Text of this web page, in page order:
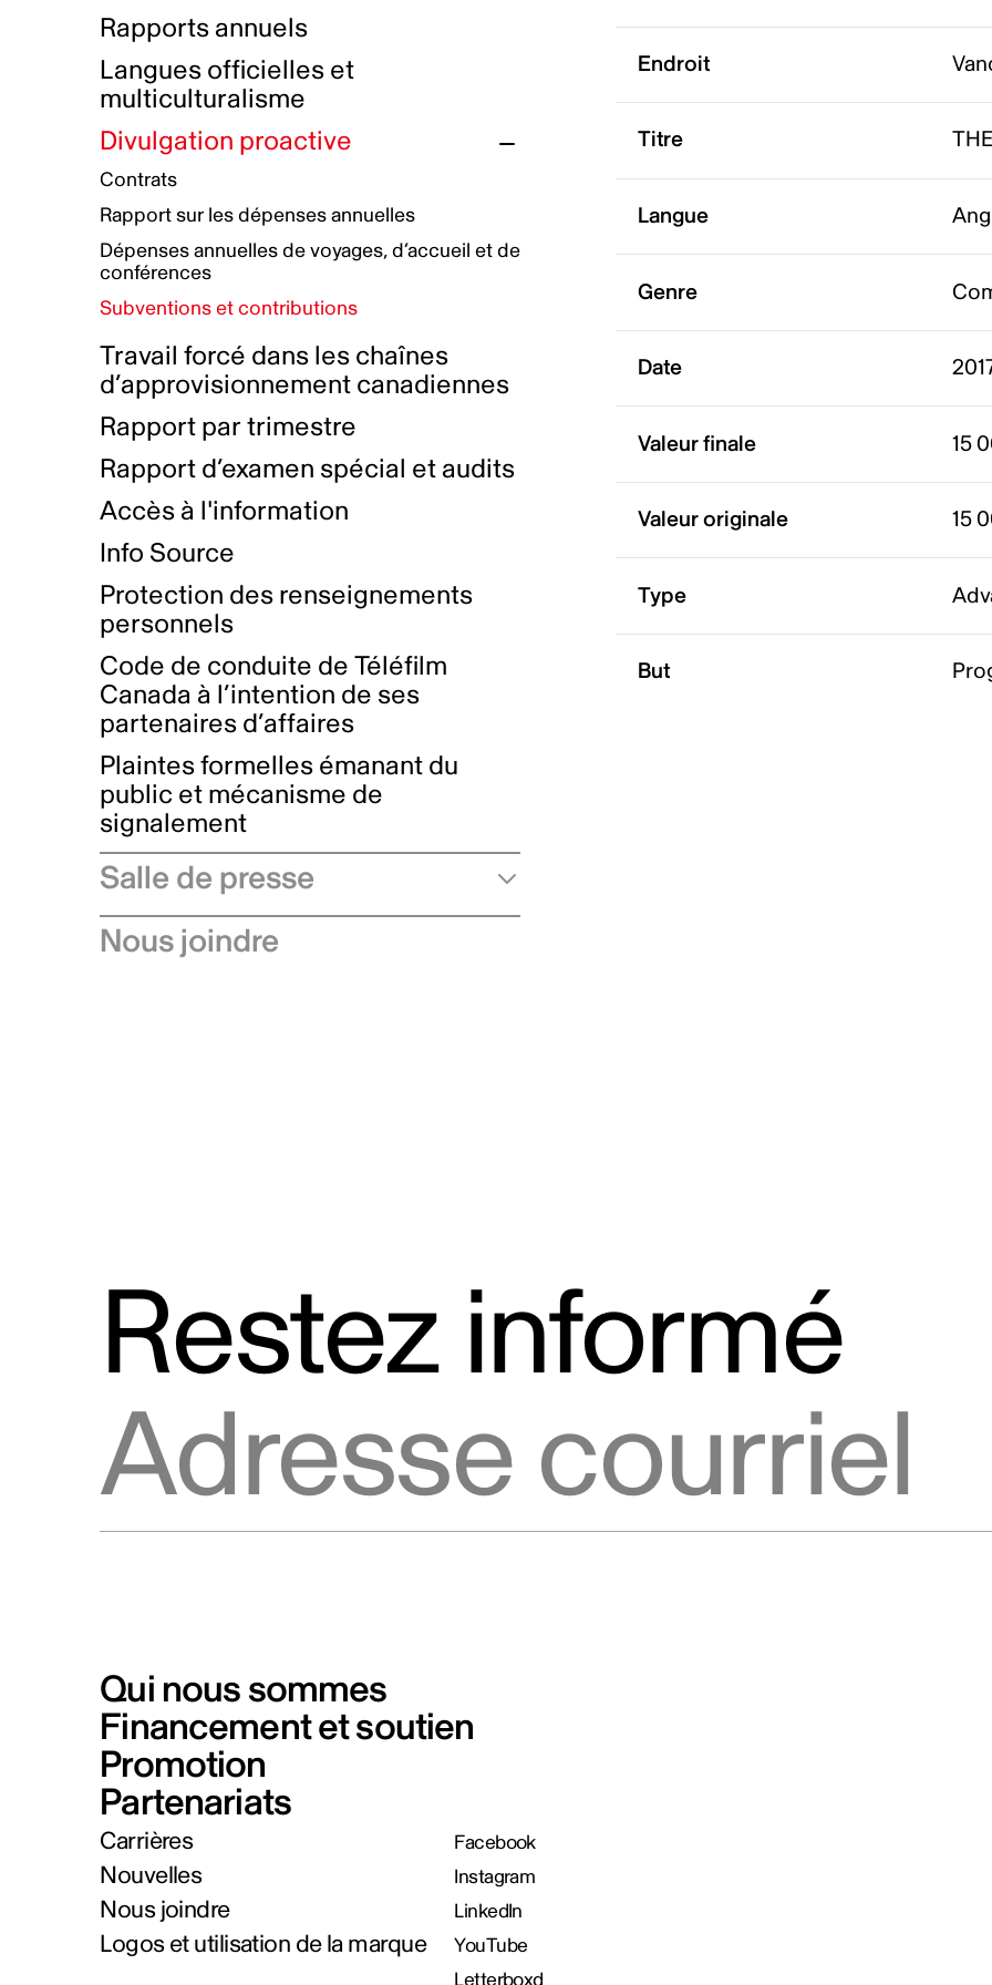
Initiatives autochtones
Plan de réconciliation autochtone
Groupe de travail autochtone
Principes directeurs sur le
harcèlement
Plan d’action pour la parité
Plan d'équité, de diversité,
d'inclusion et d'accessibilité
Boîte à outils pour le récit authentique
Collecte de données et l’auto-identification
Plan d'accessibilité
Rémunération et avantages
Prix et certifications
Nos valeurs d’entreprise
Rapports annuels
Langues officielles et
multiculturalisme
Divulgation proactive
Contrats
Rapport sur les dépenses annuelles
Dépenses annuelles de voyages, d’accueil et de
conférences
Subventions et contributions
Travail forcé dans les chaînes
d’approvisionnement canadiennes
Rapport par trimestre
Rapport d’examen spécial et audits
Accès à l'information
Info Source
Protection des renseignements
personnels
Code de conduite de Téléfilm
Canada à l’intention de ses
partenaires d’affaires
Plaintes formelles émanant du
public et mécanisme de
signalement
Salle de presse
Communiqués de presse
Nous joindre
Endroit
Titre
Langue
Genre
Date
Valeur finale 15
Valeur originale 15
Type
But
Restez informé
Qui nous sommes
Financement et soutien
Promotion
Partenariats
Carrières
Nouvelles
Nous joindre
Logos et utilisation de la marque
Facebook
Instagram
LinkedIn
YouTube
Letterboxd